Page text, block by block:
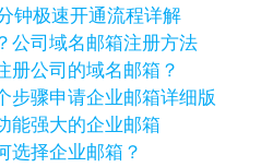
钟极速开通流程详解
公司域名邮箱注册方法
册公司的域名邮箱？
步骤申请企业邮箱详细版
能强大的企业邮箱
选择企业邮箱？